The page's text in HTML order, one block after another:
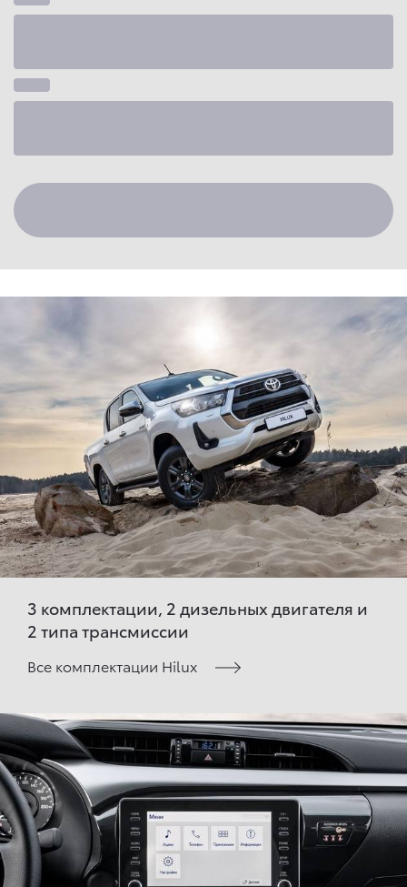
3 комплектации, 2 дизельных двигателя и
2 типа трансмиссии
Все комплектации Hilux